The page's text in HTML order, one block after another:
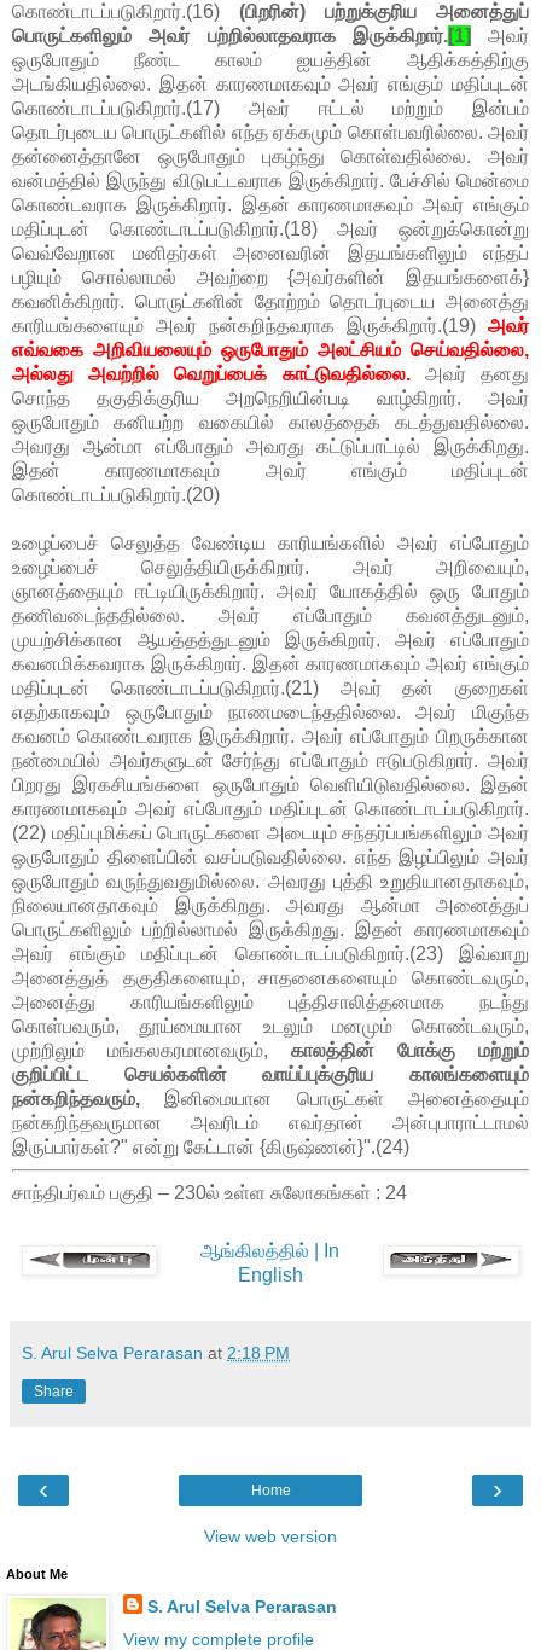
கொண்டாடப்படுகிறார்.(16) (பிறரின்) பற்றுக்குரிய அனைத்துப்
பொருட்களிலும் அவர் பற்றில்லாதவராக இருக்கிறார்.[1]
அவர்
ஒருபோதும் நீண்ட காலம் ஐயத்தின் ஆதிக்கத்திற்கு
அடங்கியதில்லை. இதன் காரணமாகவும் அவர் எங்கும் மதிப்புடன்
கொண்டாடப்படுகிறார்.(17) அவர் ஈட்டல் மற்றும் இன்பம்
தொடர்புடைய பொருட்களில் எந்த ஏக்கமும் கொள்பவரில்லை. அவர்
தன்னைத்தானே ஒருபோதும் புகழ்ந்து கொள்வதில்லை. அவர்
வன்மத்தில் இருந்து விடுபட்டவராக இருக்கிறார். பேச்சில் மென்மை
கொண்டவராக இருக்கிறார். இதன் காரணமாகவும் அவர் எங்கும்
மதிப்புடன் கொண்டாடப்படுகிறார்.(18) அவர் ஒன்றுக்கொன்று
வெவ்வேறான மனிதர்கள் அனைவரின் இதயங்களிலும் எந்தப்
பழியும் சொல்லாமல் அவற்றை {அவர்களின் இதயங்களைக்}
கவனிக்கிறார். பொருட்களின் தோற்றம் தொடர்புடைய அனைத்து
காரியங்களையும் அவர் நன்கறிந்தவராக இருக்கிறார்.(19) அவர்
எவ்வகை அறிவியலையும் ஒருபோதும் அலட்சியம் செய்வதில்லை,
அல்லது அவற்றில் வெறுப்பைக் காட்டுவதில்லை.அவர் தனது
சொந்த தகுதிக்குரிய அறநெறியின்படி வாழ்கிறார். அவர்
ஒருபோதும் கனியற்ற வகையில் காலத்தைக் கடத்துவதில்லை.
அவரது ஆன்மா எப்போதும் அவரது கட்டுப்பாட்டில் இருக்கிறது.
இதன் காரணமாகவும் அவர் எங்கும் மதிப்புடன்
கொண்டாடப்படுகிறார்.(20)
உழைப்பைச் செலுத்த வேண்டிய காரியங்களில் அவர் எப்போதும்
உழைப்பைச் செலுத்தியிருக்கிறார். அவர் அறிவையும்,
ஞானத்தையும் ஈட்டியிருக்கிறார். அவர் யோகத்தில் ஒரு போதும்
தணிவடைந்ததில்லை. அவர் எப்போதும் கவனத்துடனும்,
முயற்சிக்கான ஆயத்தத்துடனும் இருக்கிறார். அவர் எப்போதும்
கவனமிக்கவராக இருக்கிறார். இதன் காரணமாகவும் அவர் எங்கும்
மதிப்புடன் கொண்டாடப்படுகிறார்.(21) அவர் தன் குறைகள்
எதற்காகவும் ஒருபோதும் நாணமடைந்ததில்லை. அவர் மிகுந்த
கவனம் கொண்டவராக இருக்கிறார். அவர் எப்போதும் பிறருக்கான
நன்மையில் அவர்களுடன் சேர்ந்து எப்போதும் ஈடுபடுகிறார். அவர்
பிறரது இரகசியங்களை ஒருபோதும் வெளியிடுவதில்லை. இதன்
காரணமாகவும் அவர் எப்போதும் மதிப்புடன் கொண்டாடப்படுகிறார்.
(22) மதிப்புமிக்கப் பொருட்களை அடையும் சந்தர்ப்பங்களிலும் அவர்
ஒருபோதும் திளைப்பின் வசப்படுவதில்லை. எந்த இழப்பிலும் அவர்
ஒருபோதும் வருந்துவதுமில்லை. அவரது புத்தி உறுதியானதாகவும்,
நிலையானதாகவும் இருக்கிறது. அவரது ஆன்மா அனைத்துப்
பொருட்களிலும் பற்றில்லாமல் இருக்கிறது. இதன் காரணமாகவும்
அவர் எங்கும் மதிப்புடன் கொண்டாடப்படுகிறார்.(23) இவ்வாறு
அனைத்துத் தகுதிகளையும், சாதனைகளையும் கொண்டவரும்,
அனைத்து காரியங்களிலும் புத்திசாலித்தனமாக நடந்து
கொள்பவரும், தூய்மையான உடலும் மனமும் கொண்டவரும்,
முற்றிலும் மங்கலகரமானவரும், காலத்தின் போக்கு மற்றும்
குறிப்பிட்ட செயல்களின் வாய்ப்புக்குரிய காலங்களையும்
நன்கறிந்தவரும், இனிமையான பொருட்கள் அனைத்தையும்
நன்கறிந்தவருமான அவரிடம் எவர்தான் அன்புபாராட்டாமல்
இருப்பார்கள்?" என்று கேட்டான் {கிருஷ்ணன்}".(24)
சாந்திபர்வம் பகுதி – 230ல் உள்ள சுலோகங்கள் : 24
ஆங்கிலத்தில் | In
English
S. Arul Selva Perarasan at 2:18 PM
Share
‹ ›
Home
View web version
About Me
S. Arul Selva Perarasan
View my complete profile